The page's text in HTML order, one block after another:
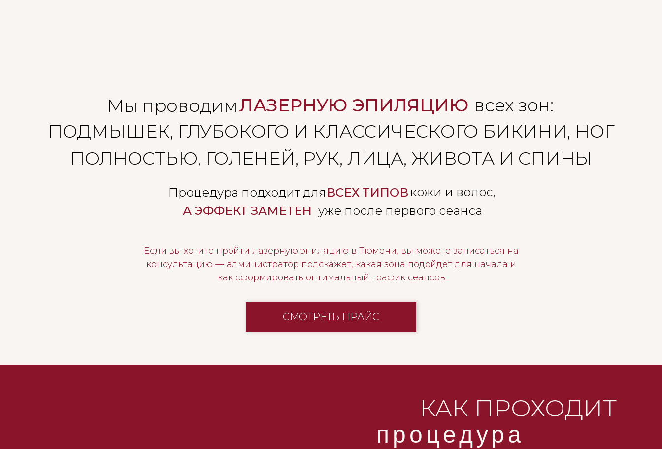
ПОДМЫШЕК, ГЛУБОКОГО И КЛАССИЧЕСКОГО БИКИНИ, НОГ
ПОЛНОСТЬЮ, ГОЛЕНЕЙ, РУК, ЛИЦА, ЖИВОТА И СПИНЫ
ЛАЗЕРНУЮ ЭПИЛЯЦИЮ всех зон:
Мы проводим
А ЭФФЕКТ ЗАМЕТЕН уже после первого сеанса
ВСЕХ ТИПОВ кожи и волос,
Процедура подходит для
Если вы хотите пройти лазерную эпиляцию в Тюмени, вы можете записаться на
консультацию — администратор подскажет, какая зона подойдёт для начала и
как сформировать оптимальный график сеансов
СМОТРЕТЬ ПРАЙС
процедура
КАК ПРОХОДИТ